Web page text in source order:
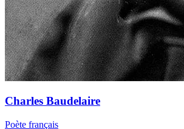
Charles Baudelaire
Poète français